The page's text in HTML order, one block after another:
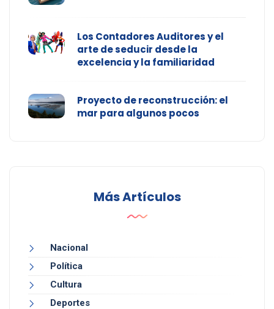
Los Contadores Auditores y el
arte de seducir desde la
excelencia y la familiaridad
Proyecto de reconstrucción: el
mar para algunos pocos
Más Artículos
Nacional
Política
Cultura
Deportes